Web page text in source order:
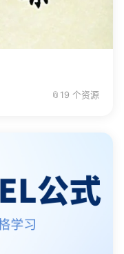
📎 19 个资源